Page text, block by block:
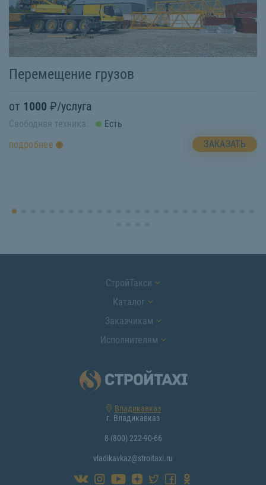
Перемещение грузов
от 1000 ₽/услуга
Свободная техника:
Есть
подробнее
ЗАКАЗАТЬ
СтройТакси
Каталог
Заказчикам
Исполнителям
Владикавказ
г. Владикавказ
8 (800) 222-90-66
vladikavkaz@stroitaxi.ru